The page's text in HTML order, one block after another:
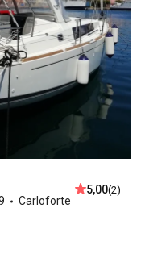
Carloforte
5,00(2)